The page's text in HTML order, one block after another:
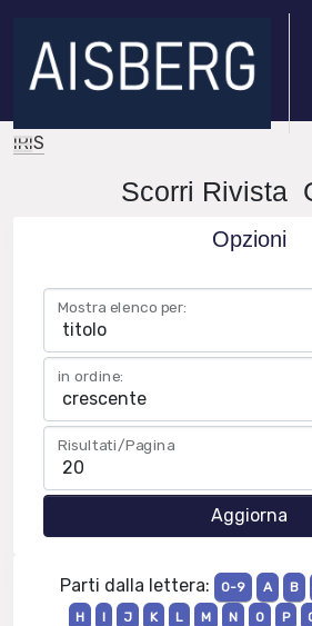
IRIS
Scorri Rivista
Opzioni
Mostra elenco per:
in ordine:
Risultati/Pagina
Parti dalla lettera: 0-9 A B
H
I J K L M N O P